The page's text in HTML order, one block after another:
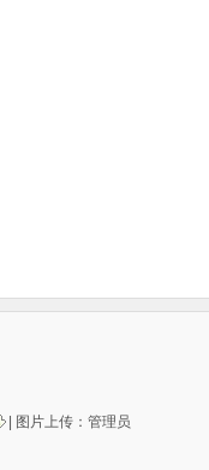
| 图片上传： 管理员